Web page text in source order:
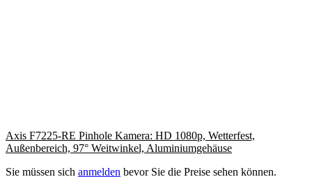
Axis F7225-RE Pinhole Kamera: HD 1080p, Wetterfest,
Außenbereich, 97° Weitwinkel, Aluminiumgehäuse
Sie müssen sich anmelden bevor Sie die Preise sehen können.